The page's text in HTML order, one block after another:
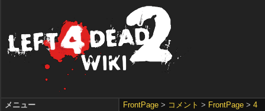
FrontPage > コメント > FrontPage >4
メニュー